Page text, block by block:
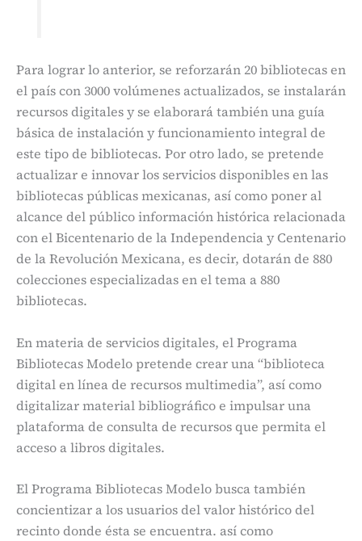
Para lograr lo anterior, se reforzarán 20 bibliotecas en
el país con 3000 volúmenes actualizados, se instalarán
recursos digitales y se elaborará también una guía
básica de instalación y funcionamiento integral de
este tipo de bibliotecas. Por otro lado, se pretende
actualizar e innovar los servicios disponibles en las
bibliotecas públicas mexicanas, así como poner al
alcance del público información histórica relacionada
con el Bicentenario de la Independencia y Centenario
de la Revolución Mexicana, es decir, dotarán de 880
colecciones especializadas en el tema a 880
bibliotecas.
En materia de servicios digitales, el Programa
Bibliotecas Modelo pretende crear una “biblioteca
digital en línea de recursos multimedia”, así como
digitalizar material bibliográfico e impulsar una
plataforma de consulta de recursos que permita el
acceso a libros digitales.
El Programa Bibliotecas Modelo busca también
concientizar a los usuarios del valor histórico del
recinto donde ésta se encuentra. así como